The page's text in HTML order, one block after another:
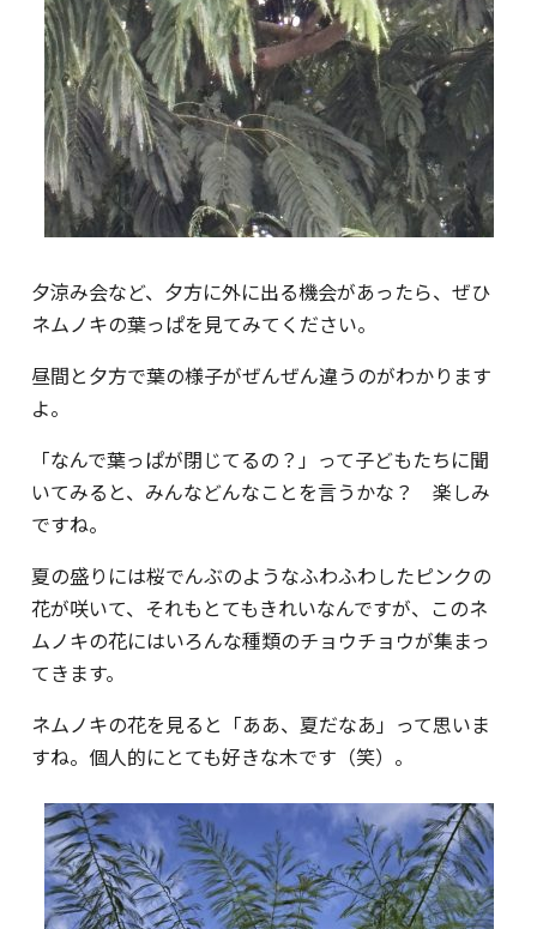
夕涼み会など、夕方に外に出る機会があったら、ぜひ
ネムノキの葉っぱを見てみてください。
昼間と夕方で葉の様子がぜんぜん違うのがわかります
よ。
「なんで葉っぱが閉じてるの？」って子どもたちに聞
いてみると、みんなどんなことを言うかな？ 楽しみ
ですね。
夏の盛りには桜でんぶのようなふわふわしたピンクの
花が咲いて、それもとてもきれいなんですが、このネ
ムノキの花にはいろんな種類のチョウチョウが集まっ
てきます。
ネムノキの花を見ると「ああ、夏だなあ」って思いま
すね。個人的にとても好きな木です（笑）。